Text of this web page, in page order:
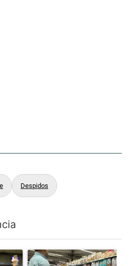
Despidos
el título "La violencia sigue en
Un artículo de tendencia con